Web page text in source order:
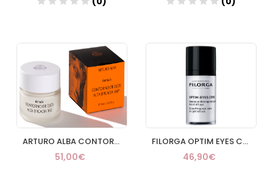
Añadir Añadir
ARTURO ALBA CONTORNO OJOS ALTA EFICACIA 15 ML
51,00€
FILORGA OPTIM EYES CRYO 15 ML
46,90€